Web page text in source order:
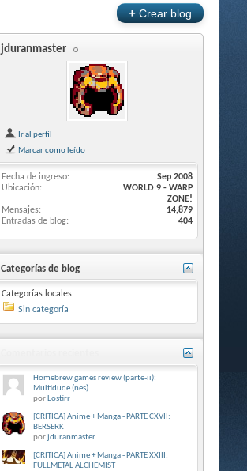
+Crear blog
jduranmaster
Ir al perfil
Marcar como leído
Fecha de ingreso
Sep 2008
Ubicación
WORLD 9 - WARP
ZONE!
Mensajes
14,879
Entradas de blog
404
Categorías de blog
Categorías locales
Sin categoría
Homebrew games review (parte-ii):
Multidude (nes)
por Lostirr
[CRITICA] Anime + Manga - PARTE CXVII:
BERSERK
porjduranmaster
[CRITICA] Anime + Manga - PARTE XXIII:
FULLMETAL ALCHEMIST